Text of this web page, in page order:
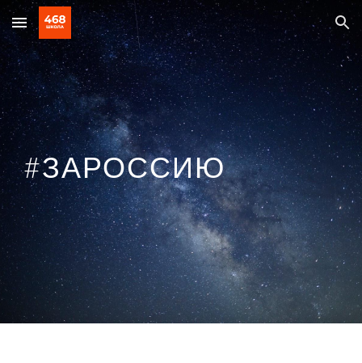
Skip to main content Skip to navigation
#ЗАРОССИЮ